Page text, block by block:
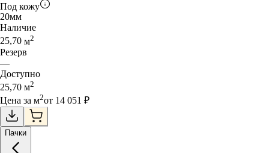
Под кожу
20мм
Наличие
25,70 м2
Резерв
—
Доступно
25,70 м2
Цена за м2от 14 051 ₽
Пачки